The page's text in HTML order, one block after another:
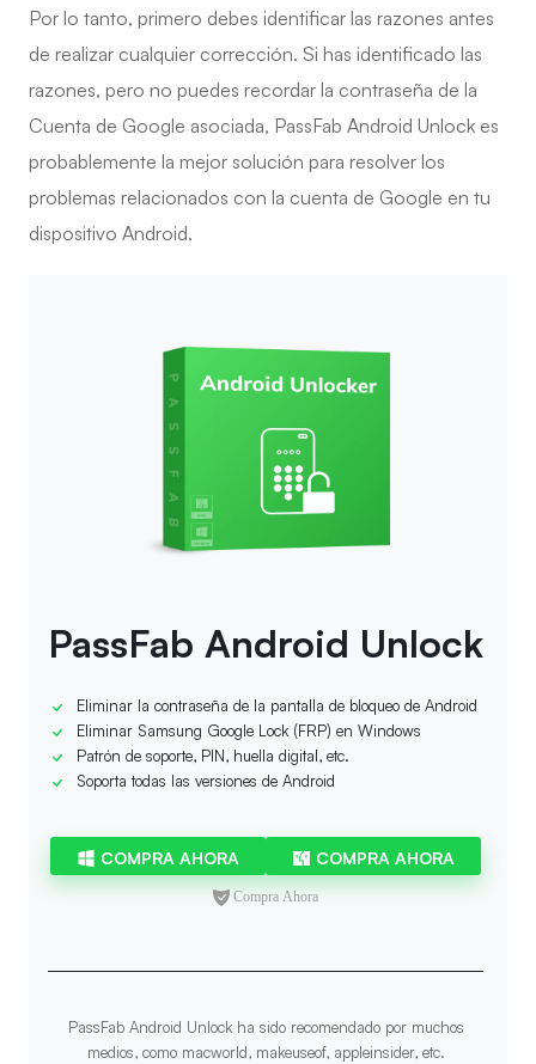
Por lo tanto, primero debes identificar las razones antes
de realizar cualquier corrección. Si has identificado las
razones, pero no puedes recordar la contraseña de la
Cuenta de Google asociada, PassFab Android Unlock es
probablemente la mejor solución para resolver los
problemas relacionados con la cuenta de Google en tu
dispositivo Android.
PassFab Android Unlock
Eliminar la contraseña de la pantalla de bloqueo de Android
Eliminar Samsung Google Lock (FRP) en Windows
Patrón de soporte, PIN, huella digital, etc.
Soporta todas las versiones de Android
COMPRA AHORA COMPRA AHORA
PassFab Android Unlock ha sido recomendado por muchos
medios, como macworld, makeuseof, appleinsider, etc.